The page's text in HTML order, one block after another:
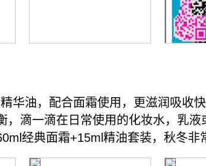
华油，配合面霜使用，更滋润吸收
滴一滴在日常使用的化妆水，乳
经典面霜+15ml精油套装，秋冬非